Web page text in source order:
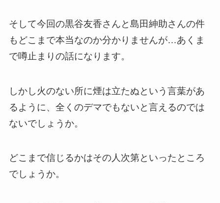
そして今回の黒谷友香さんと島田紳助さんの件
もどこまで本当なのか分かりませんが…あくま
で噂止まりの話になります。
しかし火のない所に煙は立たぬという言葉があ
るように、全くのデマでもないと言えるのでは
ないでしょうか。
どこまで信じるかはその人次第といったところ
でしょうか。